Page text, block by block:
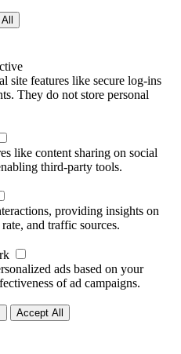
site features like secure log-ins
They do not store personal
like content sharing on social
third-party tools.
providing insights on
and traffic sources.
ads based on your
of ad campaigns.
Accept All